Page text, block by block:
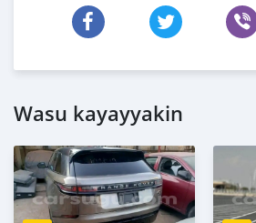
Wasu kayayyakin